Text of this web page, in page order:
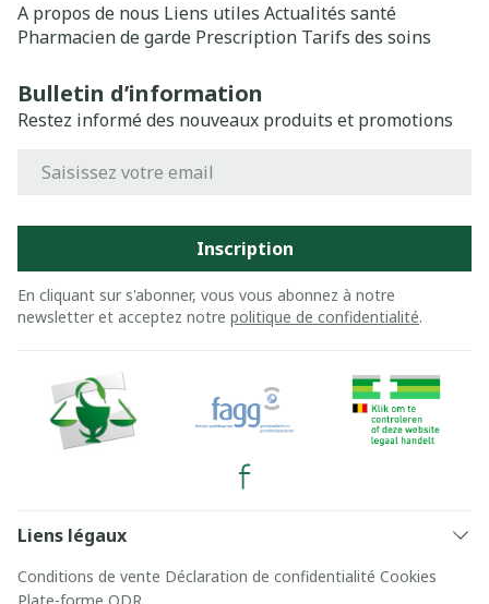
A propos de nous Liens utiles Actualités santé
Pharmacien de garde Prescription Tarifs des soins
Bulletin d’information
Restez informé des nouveaux produits et promotions
Inscription
En cliquant sur s'abonner, vous vous abonnez à notre
newsletter et acceptez notre politique de confidentialité.
Liens légaux
Conditions de vente Déclaration de confidentialité Cookies